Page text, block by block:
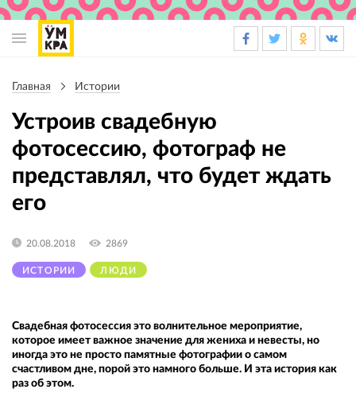
навигации
Главная Истории
Устроив свадебную
фотосессию, фотограф не
представлял, что будет ждать
его
ИСТОРИИ ЛЮДИ
20.08.2018 2869
Свадебная фотосессия это волнительное мероприятие,
которое имеет важное значение для жениха и невесты, но
иногда это не просто памятные фотографии о самом
счастливом дне, порой это намного больше. И эта история как
раз об этом.